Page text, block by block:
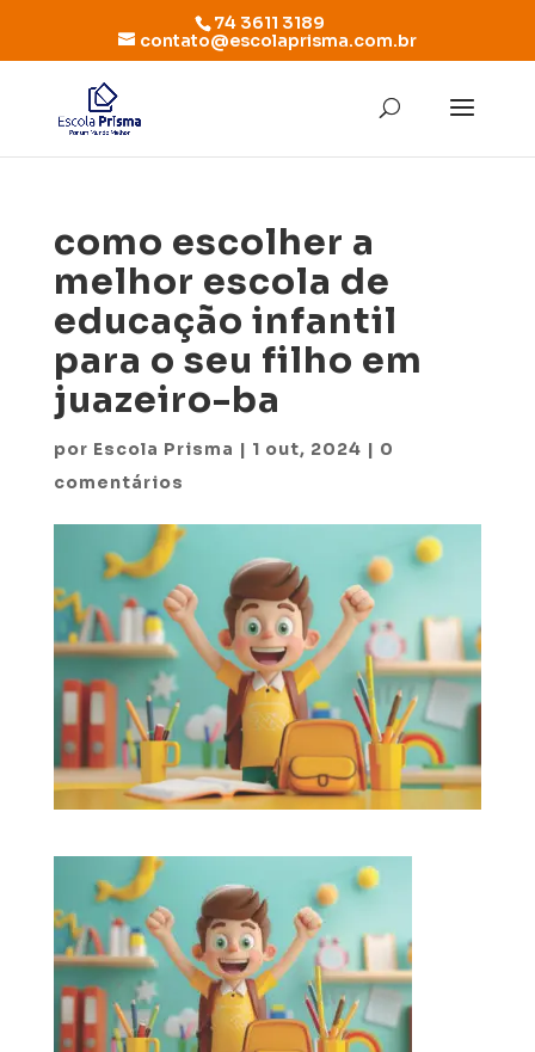
74 3611 3189
contato@escolaprisma.com.br
como escolher a
melhor escola de
educação infantil
para o seu filho em
juazeiro-ba
por Escola Prisma | 1 out, 2024 | 0
comentários